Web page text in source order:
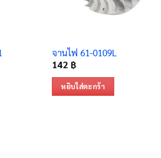
จานไฟ 61-0109L
142 ฿
หยิบใส่ตะกร้า